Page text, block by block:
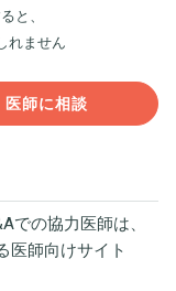
と、
れません
医師に相談
での協力医師は、
医師向けサイト